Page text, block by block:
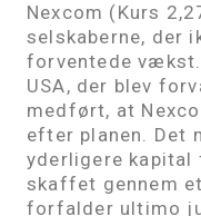
Nexcom (Kurs
selskaberne, der
forventede
USA, der blev
medført, at
efter planen. Det
yderligere kapital
skaffet gennem
forfalder ultimo